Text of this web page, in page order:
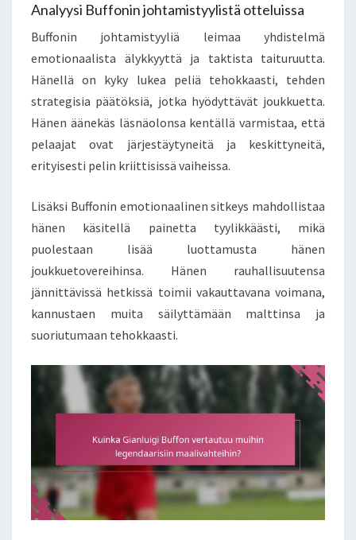
Analyysi Buffonin johtamistyylistä otteluissa
Buffonin johtamistyyliä leimaa yhdistelmä
emotionaalista älykkyyttä ja taktista taituruutta.
Hänellä on kyky lukea peliä tehokkaasti, tehden
strategisia päätöksiä, jotka hyödyttävät joukkuetta.
Hänen äänekäs läsnäolonsa kentällä varmistaa, että
pelaajat ovat järjestäytyneitä ja keskittyneitä,
erityisesti pelin kriittisissä vaiheissa.
Lisäksi Buffonin emotionaalinen sitkeys mahdollistaa
hänen käsitellä painetta tyylikkäästi, mikä
puolestaan lisää luottamusta hänen
joukkuetovereihinsa. Hänen rauhallisuutensa
jännittävissä hetkissä toimii vakauttavana voimana,
kannustaen muita säilyttämään malttinsa ja
suoriutumaan tehokkaasti.